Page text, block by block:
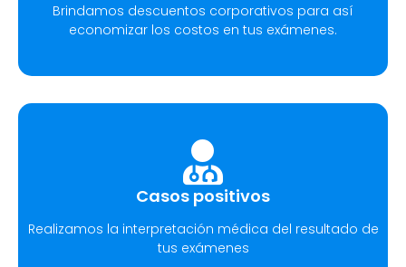
Brindamos descuentos corporativos para así
economizar los costos en tus exámenes.
Casos positivos
Realizamos la interpretación médica del resultado de
tus exámenes